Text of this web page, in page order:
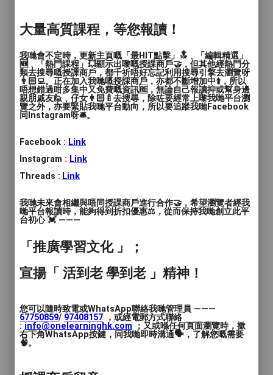
大量高質課程，等您報讀！
我哋會不定時，更新主頁嘅「最HIT點擊」🔝﹑「編輯精選」
🆕﹑「熱門課程」💥顯示出嚟嘅授課商戶🤝，但其他經熱門分
類去搜尋嘅授課商戶，都千祈唔好忘記利用搜尋引擎去瀏覽呀
👨🏻‍💻。正在加入我哋嘅授課商戶，亦都不斷增加中⬆️，所以
唔想錯過咁多集中又免費嘅資訊🆓，無論自己報讀抑或幫身邊
親朋戚友🙋﹑仔女👩🏻‍🍼去搜尋，除咗要經常上嚟我哋平台瀏
覽之外，亦要緊貼我哋平台動向，所以要追蹤我哋Facebook
同Instagram呀🛎️。
Facebook : Link
Instagram : Link
Threads : Link
我哋未來會相繼與唔同授課商戶進行合作🤝，希望瀏覽者經我
哋平台報讀時，能夠得到折扣優惠⚖️，從而保持我哋創立此平
台初心 💓 ———
「推廣學習文化 」；
宣揚「 活到老 學到老 」精神！
您可以隨時致電或WhatsApp聯絡我哋管理員 ———
67750859/ 97408157 ，或經電郵方式聯絡
: info@onelearninghk.com ；又或喺任何頁面瀏覽時，撳
右下角WhatsApp按鍵，同我哋即時溝通🗣️，了解您嘅需要
🧠。